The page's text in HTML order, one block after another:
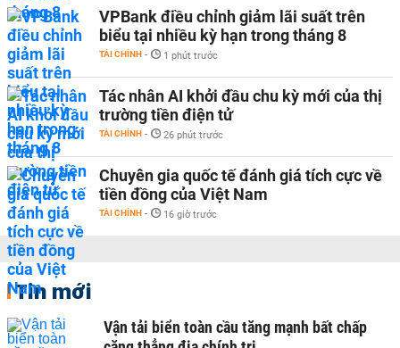
VPBank điều chỉnh giảm lãi suất trên
biểu tại nhiều kỳ hạn trong tháng 8
TÀI CHÍNH - 1 phút trước
Tác nhân AI khởi đầu chu kỳ mới của thị
trường tiền điện tử
TÀI CHÍNH - 26 phút trước
Chuyên gia quốc tế đánh giá tích cực về
tiền đồng của Việt Nam
TÀI CHÍNH - 16 giờ trước
Tin mới
Vận tải biển toàn cầu tăng mạnh bất chấp